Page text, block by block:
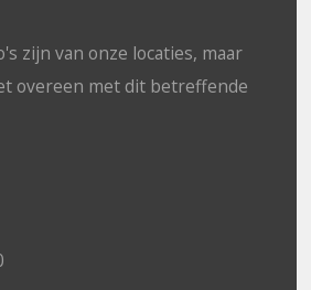
zijn van onze locaties, maar
overeen met dit betreffende